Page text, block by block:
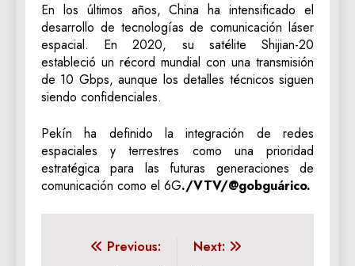
En los últimos años, China ha intensificado el
desarrollo de tecnologías de comunicación láser
espacial. En 2020, su satélite Shijian-20
estableció un récord mundial con una transmisión
de 10 Gbps, aunque los detalles técnicos siguen
siendo confidenciales.
Pekín ha definido la integración de redes
espaciales y terrestres como una prioridad
estratégica para las futuras generaciones de
comunicación como el 6G./VTV/@gobguárico.
Navegación
Previous:
Next: